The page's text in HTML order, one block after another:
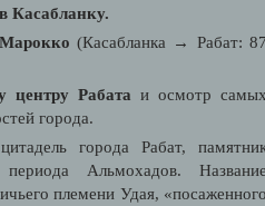
Каcабланку.
(Касабланка → Рабат:
центру Рабата и осмотр
города.
города Рабат,
периода Альмохадов.
племени Удая,